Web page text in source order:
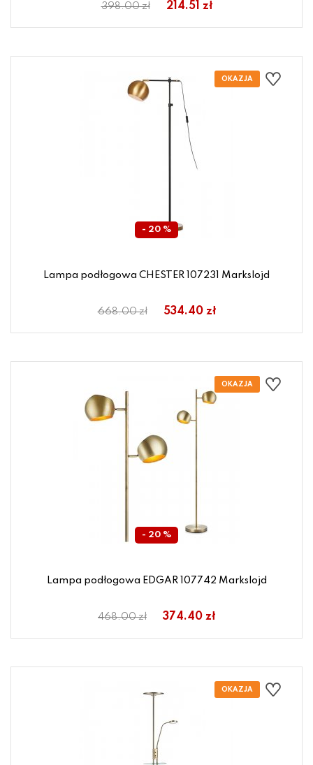
398.00 zł 214.51 zł
- 20 %
Lampa podłogowa CHESTER 107231 Markslojd
668.00 zł 534.40 zł
- 20 %
Lampa podłogowa EDGAR 107742 Markslojd
468.00 zł 374.40 zł